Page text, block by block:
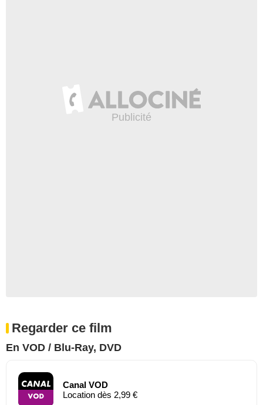
Regarder ce film
En VOD / Blu-Ray, DVD
Canal VOD
Location dès 2,99 €